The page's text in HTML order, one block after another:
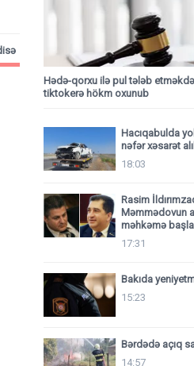
Hədə-qorxu ilə pul tələb
tiktokerə hökm oxunub
Hacıqabulda
nəfər xəsarət
18:03
Rasim
Məmmədovun
məhkəmə
17:31
Bakıda
15:23
Bərdədə açıq
14:57